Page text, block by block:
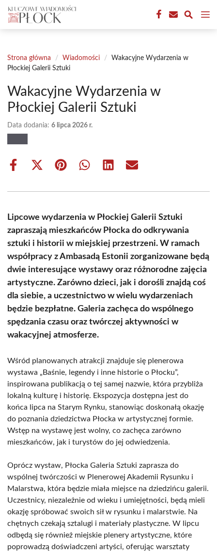
Przejdź
treści
Strona główna / Wiadomości /
Wakacyjne Wydarzenia w
Płockiej Galerii Sztuki
Wakacyjne Wydarzenia w
Płockiej Galerii Sztuki
Data dodania: 6 lipca 2026 r.
Share
Share
(Twitter)
Share Share Share Share
Lipcowe wydarzenia w Płockiej Galerii Sztuki
zapraszają mieszkańców Płocka do odkrywania
sztuki i historii w miejskiej przestrzeni. W ramach
współpracy z Ambasadą Estonii zorganizowane będą
dwie interesujące wystawy oraz różnorodne zajęcia
artystyczne. Zarówno dzieci, jak i dorośli znajdą coś
dla siebie, a uczestnictwo w wielu wydarzeniach
będzie bezpłatne. Galeria zachęca do wspólnego
spędzania czasu oraz twórczej aktywności w
wakacyjnej atmosferze.
Wśród planowanych atrakcji znajduje się plenerowa
wystawa „Baśnie, legendy i inne historie o Płocku”,
inspirowana publikacją o tej samej nazwie, która przybliża
lokalną kulturę i historię. Ekspozycja dostępna jest do
końca lipca na Starym Rynku, stanowiąc doskonałą okazję
do poznania dziedzictwa Płocka w artystycznej formie.
Wstęp na wystawę jest wolny, co zachęca zarówno
mieszkańców, jak i turystów do jej odwiedzenia.
Oprócz wystaw, Płocka Galeria Sztuki zaprasza do
wspólnej twórczości w Plenerowej Akademii Rysunku i
Malarstwa, która będzie miała miejsce na dziedzińcu galerii.
Uczestnicy, niezależnie od wieku i umiejętności, będą mieli
okazję spróbować swoich sił w rysunku i malarstwie. Na
chętnych czekają sztalugi i materiały plastyczne. W lipcu
odbędą się również miejskie plenery artystyczne, które
poprowadzą doświadczeni artyści, oferując warsztaty